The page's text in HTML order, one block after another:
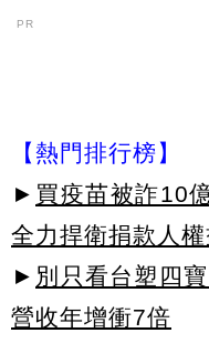
PR
【熱門排行榜】
► 買疫苗被詐10
全力捍衛捐款人權
► 別只看台塑四
營收年增衝7倍